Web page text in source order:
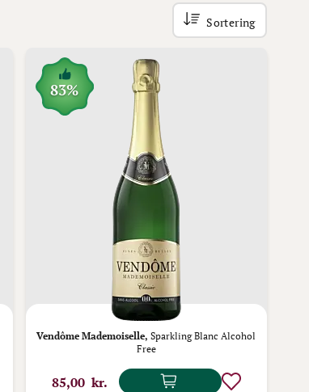
Sortering
83%
Vendôme Mademoiselle, Sparkling Blanc Alcohol
Free
85,00 kr.